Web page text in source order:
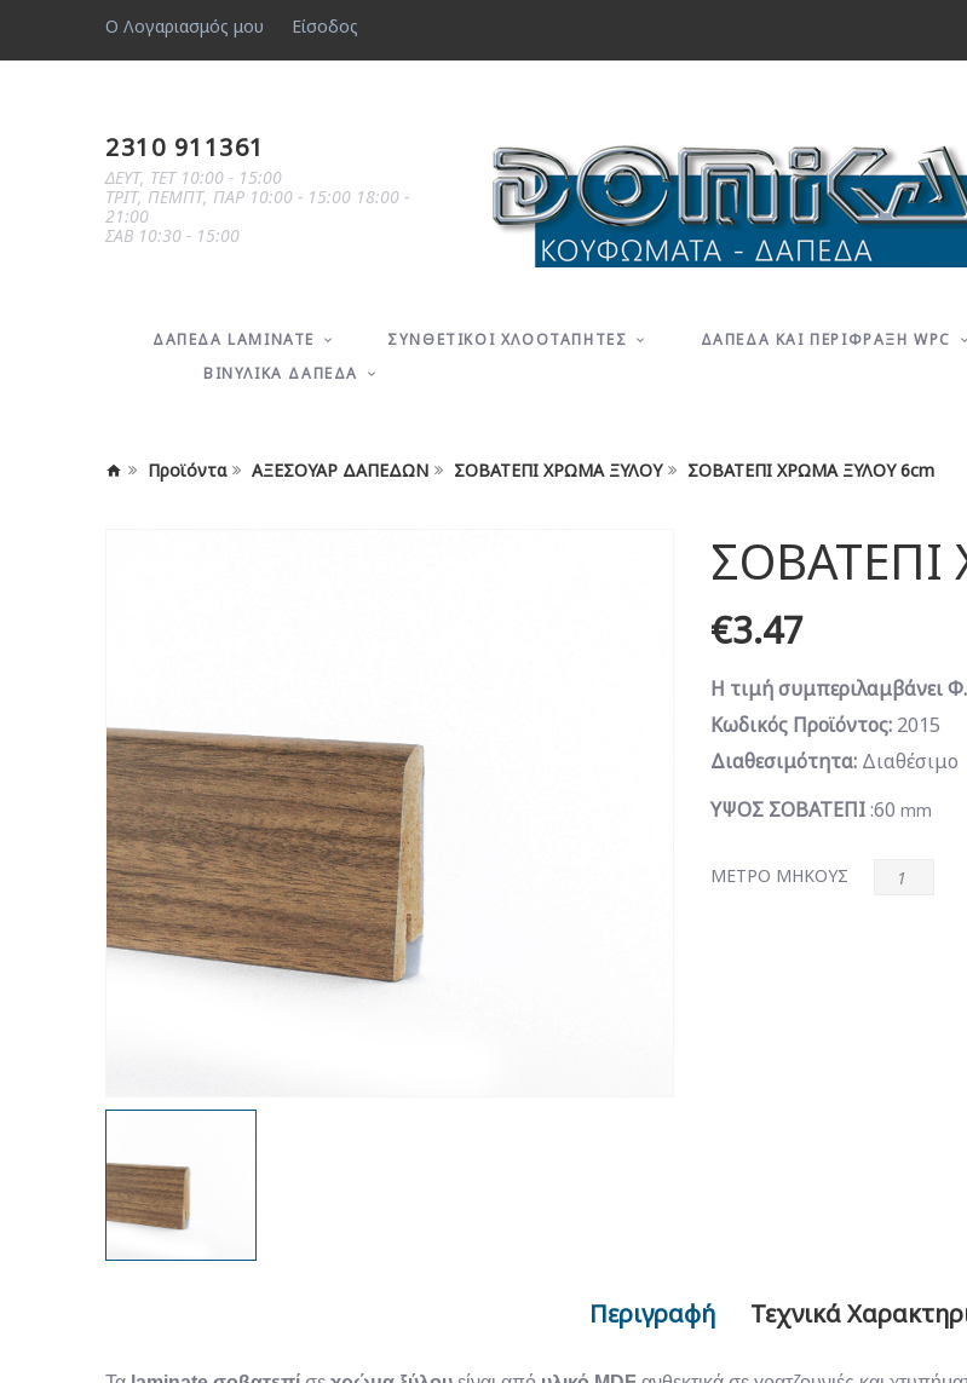
Ο Λογαριασμός μου Είσοδος
2310 911361
ΔΕΥΤ, ΤΕΤ 10:00 - 15:00
ΤΡΙΤ, ΠΕΜΠΤ, ΠΑΡ 10:00 - 15:00 18:00 -
21:00
ΣΑΒ 10:30 - 15:00
ΔΑΠΕΔA LAMINATE ΣΥΝΘΕΤΙΚΟΙ ΧΛΟΟΤΑΠΗΤΕΣ ΔΑΠΕΔΑ ΚΑΙ ΠΕΡΙΦΡΑΞΗ WPC
ΒΙΝΥΛΙΚΑ ΔΑΠΕΔΑ
Προϊόντα ΑΞΕΣΟΥΑΡ ΔΑΠΕΔΩΝ ΣΟΒΑΤΕΠΙ ΧΡΩΜΑ ΞΥΛΟΥ ΣΟΒΑΤΕΠΙ ΧΡΩΜΑ ΞΥΛΟΥ 6cm
ΣΟΒΑΤΕΠΙ
€3.47
Η τιμή συμπεριλαμβάνει
Κωδικός Προϊόντος: 2015
Διαθεσιμότητα: Διαθέσιμο
ΥΨΟΣ ΣΟΒΑΤΕΠΙ:60 mm
ΜΕΤΡΟ ΜΗΚΟΥΣ
Περιγραφή Τεχνικά